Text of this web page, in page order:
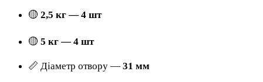
🟡 2,5 кг — 4 шт
🟡 5 кг — 4 шт
📏 Діаметр отвору — 31 мм